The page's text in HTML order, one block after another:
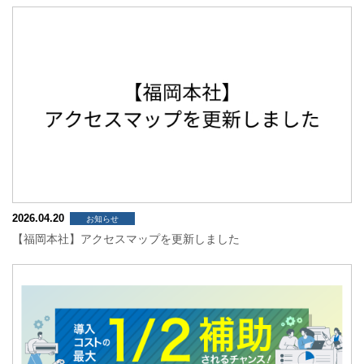
2026.04.20 お知らせ
【福岡本社】アクセスマップを更新しました